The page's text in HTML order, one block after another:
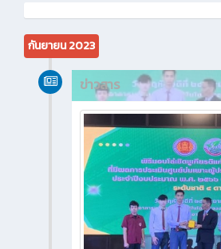
กันยายน 2023
ข่าวสาร